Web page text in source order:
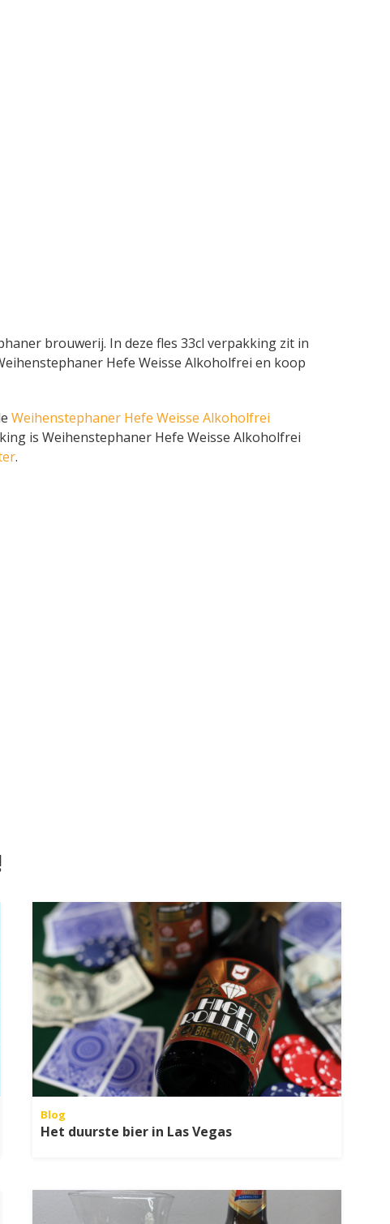
brouwerij. In deze fles 33cl verpakking zit in
Hefe Weisse Alkoholfrei en koop
Weihenstephaner Hefe Weisse Alkoholfrei
is Weihenstephaner Hefe Weisse Alkoholfrei
.
Blog
Het duurste bier in Las Vegas